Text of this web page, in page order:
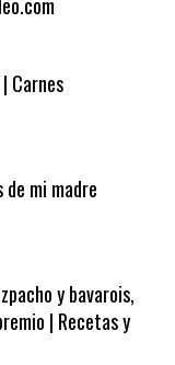
Carnes
mi madre
y bavarois,
| Recetas y